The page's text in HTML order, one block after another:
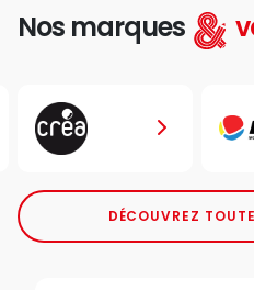
Nos marques
DÉCOUVREZ